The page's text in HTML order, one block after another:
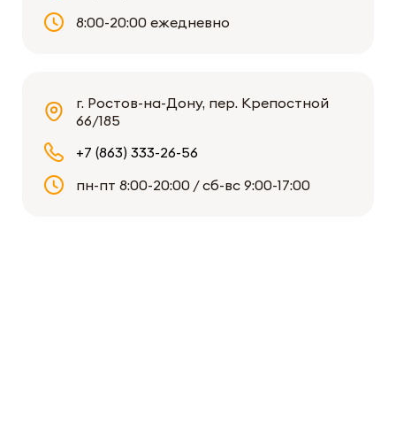
8:00-20:00 ежедневно
г. Ростов-на-Дону, пер. Крепостной
66/185
+7 (863) 333-26-56
пн-пт 8:00-20:00 / сб-вс 9:00-17:00